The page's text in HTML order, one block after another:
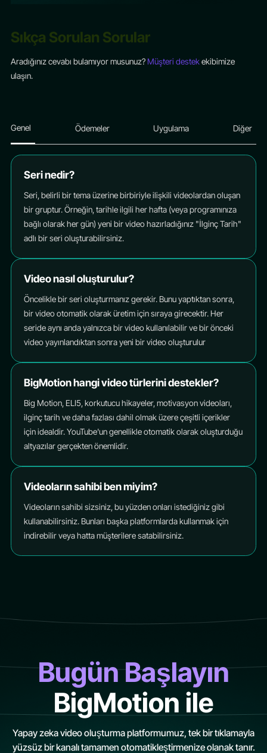
Sıkça Sorulan Sorular
Aradığınız cevabı bulamıyor musunuz? Müşteri destekekibimize
ulaşın.
Genel Ödemeler Uygulama Diğer
Seri nedir?
Seri, belirli bir tema üzerine birbiriyle ilişkili videolardan oluşan
bir gruptur. Örneğin, tarihle ilgili her hafta (veya programınıza
bağlı olarak her gün) yeni bir video hazırladığınız "İlginç Tarih"
adlı bir seri oluşturabilirsiniz.
Video nasıl oluşturulur?
Öncelikle bir seri oluşturmanız gerekir. Bunu yaptıktan sonra,
bir video otomatik olarak üretim için sıraya girecektir. Her
seride aynı anda yalnızca bir video kullanılabilir ve bir önceki
video yayınlandıktan sonra yeni bir video oluşturulur
BigMotion hangi video türlerini destekler?
Big Motion, ELI5, korkutucu hikayeler, motivasyon videoları,
ilginç tarih ve daha fazlası dahil olmak üzere çeşitli içerikler
için idealdir. YouTube'un genellikle otomatik olarak oluşturduğu
altyazılar gerçekten önemlidir.
Videoların sahibi ben miyim?
Videoların sahibi sizsiniz, bu yüzden onları istediğiniz gibi
kullanabilirsiniz. Bunları başka platformlarda kullanmak için
indirebilir veya hatta müşterilere satabilirsiniz.
Bugün Başlayın
BigMotion ile
Yapay zeka video oluşturma platformumuz, tek bir tıklamayla
yüzsüz bir kanalı tamamen otomatikleştirmenize olanak tanır.